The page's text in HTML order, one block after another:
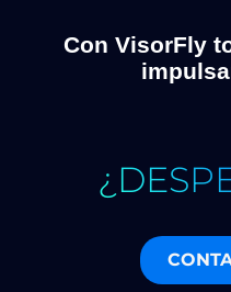
Con VisorFly